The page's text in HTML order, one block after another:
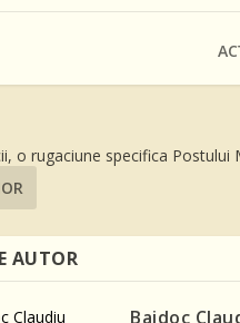
o rugaciune specifica Postului
AUTOR
Baidoc